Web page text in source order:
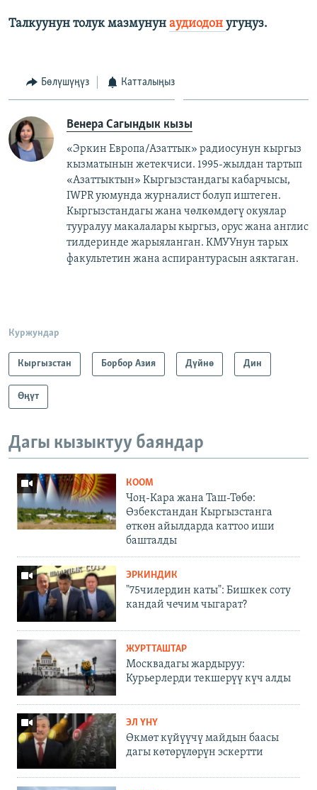
Талкуунун толук мазмунун аудиодон угуңуз.
Бөлүшүңүз Катталыңыз
Венера Сагындык кызы
«Эркин Европа/Азаттык» радиосунун кыргыз
кызматынын жетекчиси. 1995-жылдан тартып
«Азаттыктын» Кыргызстандагы кабарчысы,
IWPR уюмунда журналист болуп иштеген.
Кыргызстандагы жана чөлкөмдөгү окуялар
тууралуу макалалары кыргыз, орус жана англис
тилдеринде жарыяланган. КМУУнун тарых
факультетин жана аспирантурасын аяктаган.​
Куржундар
Кыргызстан Борбор Азия Дүйнө Дин
Өңүт
Дагы кызыктуу баяндар
КООМ
Чоң-Кара жана Таш-Төбө:
Өзбекстандан Кыргызстанга
өткөн айылдарда каттоо иши
башталды
ЭРКИНДИК
"75чилердин каты": Бишкек соту
кандай чечим чыгарат?
ЖУРТТАШТАР
Москвадагы жардыруу:
Курьерлерди текшерүү күч алды
ЭЛ ҮНҮ
Өкмөт күйүүчү майдын баасы
дагы көтөрүлөрүн эскертти